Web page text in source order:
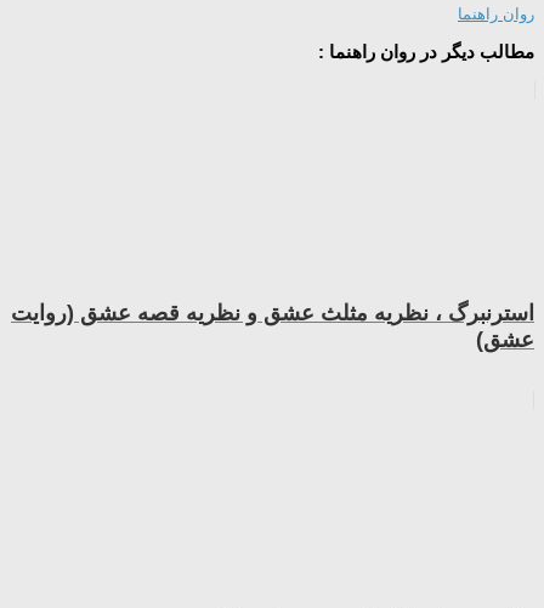
روان راهنما
مطالب دیگر در روان راهنما :
استرنبرگ ، نظریه مثلث عشق و نظریه قصه عشق (روایت
عشق)